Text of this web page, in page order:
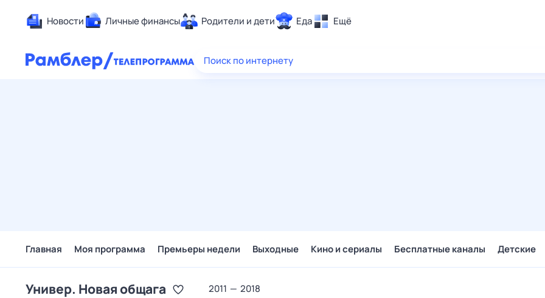
Новости Личные финансы Родители и дети Еда Ещё
Здоровье
Поиск по интернету
Главная Моя программа Премьеры недели Выходные Кино и сериалы Бесплатные каналы Детские
Универ. Новая общага 2011 — 2018